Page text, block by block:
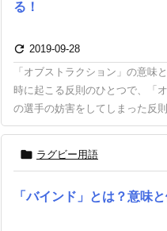
る！
 2019-09-28
「オブストラクション」の意味
時に起こる反則のひとつで、「
の選手の妨害をしてしまった反
 ラグビー用語
「バインド」とは？意味